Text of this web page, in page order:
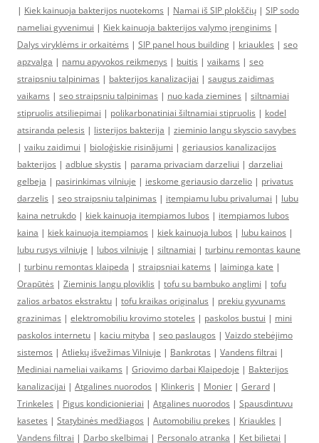
| Kiek kainuoja bakterijos nuotekoms | Namai iš SIP plokščių | SIP sodo
nameliai gyvenimui | Kiek kainuoja bakterijos valymo įrenginims |
Dalys viryklėms ir orkaitėms | SIP panel hous building | kriaukles | seo
apzvalga | namu apyvokos reikmenys | buitis | vaikams | seo
straipsniu talpinimas | bakterijos kanalizacijai | saugus zaidimas
vaikams | seo straipsniu talpinimas | nuo kada ziemines | siltnamiai
stipruolis atsiliepimai | polikarbonatiniai šiltnamiai stipruolis | kodel
atsiranda pelesis | listerijos bakterija | zieminio langu skyscio savybes
| vaiku zaidimui | bioloģiskie risinājumi | geriausios kanalizacijos
bakterijos | adblue skystis | parama privaciam darzeliui | darzeliai
gelbeja | pasirinkimas vilniuje | ieskome geriausio darzelio | privatus
darzelis | seo straipsniu talpinimas | itempiamu lubu privalumai | lubu
kaina netrukdo | kiek kainuoja itempiamos lubos | itempiamos lubos
kaina | kiek kainuoja itempiamos | kiek kainuoja lubos | lubu kainos |
lubu rusys vilniuje | lubos vilniuje | siltnamiai | turbinu remontas kaune
| turbinu remontas klaipeda | straipsniai katems | laiminga kate |
Orapūtės | Zieminis langu ploviklis | tofu su bambuko anglimi | tofu
zalios arbatos ekstraktu | tofu kraikas originalus | prekiu gyvunams
grazinimas | elektromobiliu krovimo stoteles | paskolos bustui | mini
paskolos internetu | kaciu mityba | seo paslaugos | Vaizdo stebėjimo
sistemos | Atliekų išvežimas Vilniuje | Bankrotas | Vandens filtrai |
Mediniai nameliai vaikams | Griovimo darbai Klaipedoje | Bakterijos
kanalizacijai | Atgalines nuorodos | Klinkeris | Monier | Gerard |
Trinkeles | Pigus kondicionieriai | Atgalines nuorodos | Spausdintuvu
kasetes | Statybinės medžiagos | Automobiliu prekes | Kriaukles |
Vandens filtrai | Darbo skelbimai | Personalo atranka | Ket bilietai |